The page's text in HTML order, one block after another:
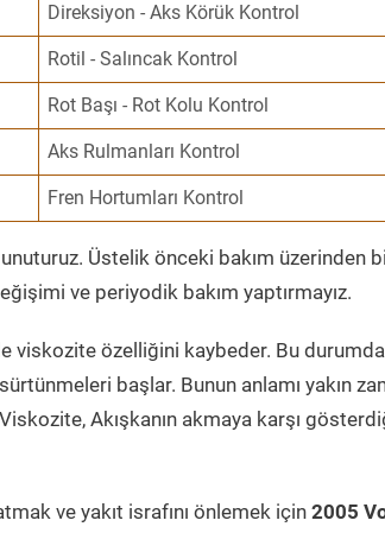
Direksiyon - Aks Körük Kontrol
Rotil - Salıncak Kontrol
Rot Başı - Rot Kolu Kontrol
Aks Rulmanları Kontrol
Fren Hortumları Kontrol
Üstelik önceki bakım üzerinden
ve periyodik bakım yaptırmayız.
viskozite özelliğini kaybeder. Bu
başlar. Bunun anlamı yakın
Akışkanın akmaya karşı
ve yakıt israfını önlemek için 2005